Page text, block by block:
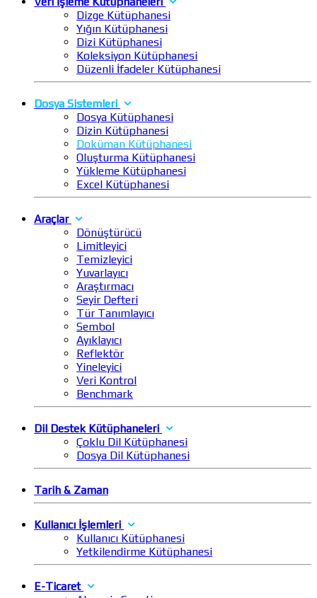
Dizge Kütüphanesi
Yığın Kütüphanesi
Dizi Kütüphanesi
Koleksiyon Kütüphanesi
Düzenli İfadeler Kütüphanesi
Dosya Sistemleri
Dosya Kütüphanesi
Dizin Kütüphanesi
Doküman Kütüphanesi
Oluşturma Kütüphanesi
Yükleme Kütüphanesi
Excel Kütüphanesi
Araçlar
Dönüştürücü
Limitleyici
Temizleyici
Yuvarlayıcı
Araştırmacı
Seyir Defteri
Tür Tanımlayıcı
Sembol
Ayıklayıcı
Reflektör
Yineleyici
Veri Kontrol
Benchmark
Dil Destek Kütüphaneleri
Çoklu Dil Kütüphanesi
Dosya Dil Kütüphanesi
Tarih & Zaman
Kullanıcı İşlemleri
Kullanıcı Kütüphanesi
Yetkilendirme Kütüphanesi
E-Ticaret